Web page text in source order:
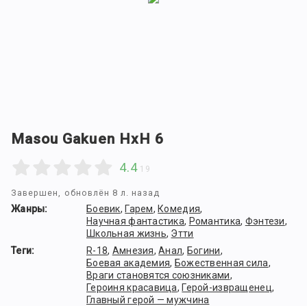
Masou Gakuen HxH 6
4.4 19
Завершен , обновлён 8 л. назад
Жанры: Боевик, Гарем, Комедия,
Научная фантастика, Романтика, Фэнтези,
Школьная жизнь, Этти
Теги:
R-18, Амнезия,Анал, Богини,
Боевая академия, Божественная сила,
Враги становятся союзниками,
Героиня красавица, Герой-извращенец,
Главный герой — мужчина